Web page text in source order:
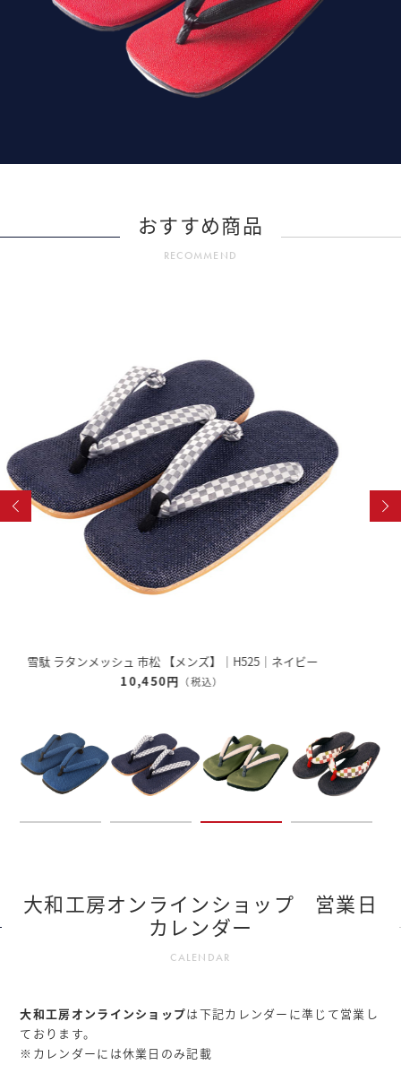
おすすめ商品
RECOMMEND
雪駄 奈良大和 緑茶染め 【レディース】｜R1162
12,320円（税込）
大和工房オンラインショップ 営業日
カレンダー
CALENDAR
大和工房オンラインショップは下記カレンダーに準じて営業し
ております。
※カレンダーには休業日のみ記載